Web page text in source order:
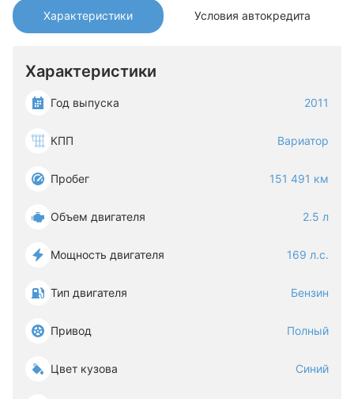
Характеристики Условия автокредита
Характеристики
Год выпуска 2011
КПП Вариатор
Пробег 151 491 км
Объем двигателя 2.5 л
Мощность двигателя 169 л.с.
Тип двигателя Бензин
Привод Полный
Цвет кузова Синий